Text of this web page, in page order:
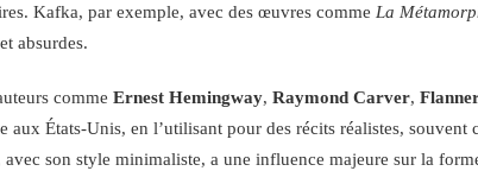
Kafka, par exemple, avec des œuvres comme La
absurdes.
comme Ernest Hemingway, Raymond Carver,
aux États-Unis, en l’utilisant pour des récits réalistes, souvent
son style minimaliste, a une influence majeure sur la